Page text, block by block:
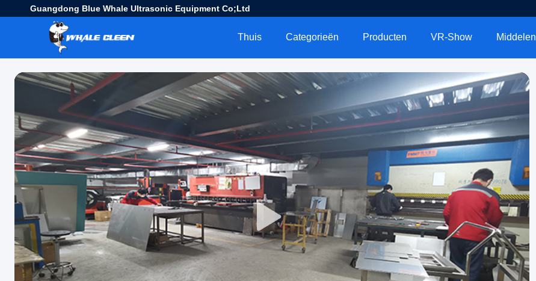
Guangdong Blue Whale Ultrasonic Equipment Co;Ltd
Thuis Categorieën Producten VR-Show Middelen